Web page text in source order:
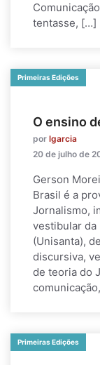
tentasse, […]
Primeiras Edições
O ensino
por lgarcia
20 de julho de
Gerson
Brasil é a
Jornalismo,
vestibular da
(Unisanta),
discursiva,
de teoria do
Primeiras Edições